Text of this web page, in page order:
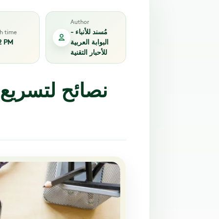
time
PM
Author
مُسند للأنباء -
البوابة العربية
للأحبار التقنية